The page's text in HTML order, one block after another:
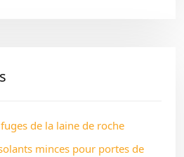
de la laine de roche
minces pour portes de